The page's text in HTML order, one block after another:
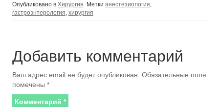
Опубликовано в Хирургия Метки анестезиология,
гастроэнтерология, хирургия
Добавить комментарий
Ваш адрес email не будет опубликован. Обязательные поля
помечены *
Комментарий *